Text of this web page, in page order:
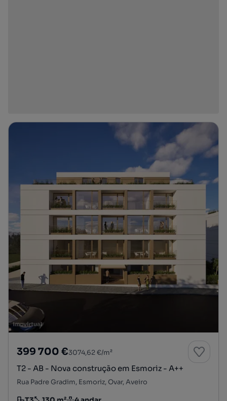
399 700 €3074,62 €/m²
T2 - AB - Nova construção em Esmoriz - A++
Rua Padre Gradim, Esmoriz, Ovar, Aveiro